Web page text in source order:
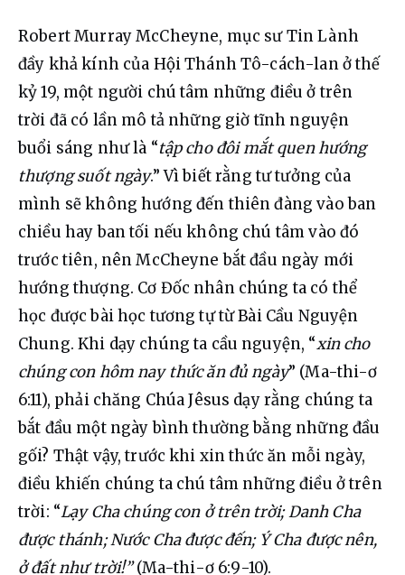
Robert Murray McCheyne, mục sư Tin Lành
đầy khả kính của Hội Thánh Tô-cách-lan ở thế
kỷ 19, một người chú tâm những điều ở trên
trời đã có lần mô tả những giờ tĩnh nguyện
buổi sáng như là “tập cho đôi mắt quen hướng
thượng suốt ngày.” Vì biết rằng tư tưởng của
mình sẽ không hướng đến thiên đàng vào ban
chiều hay ban tối nếu không chú tâm vào đó
trước tiên, nên McCheyne bắt đầu ngày mới
hướng thượng. Cơ Đốc nhân chúng ta có thể
học được bài học tương tự từ Bài Cầu Nguyện
Chung. Khi dạy chúng ta cầu nguyện, “xin cho
chúng con hôm nay thức ăn đủ ngày” (Ma-thi-ơ
6:11), phải chăng Chúa Jêsus dạy rằng chúng ta
bắt đầu một ngày bình thường bằng những đầu
gối? Thật vậy, trước khi xin thức ăn mỗi ngày,
điều khiến chúng ta chú tâm những điều ở trên
trời: “Lạy Cha chúng con ở trên trời; Danh Cha
được thánh; Nước Cha được đến; Ý Cha được nên,
ở đất như trời!” (Ma-thi-ơ 6:9-10).